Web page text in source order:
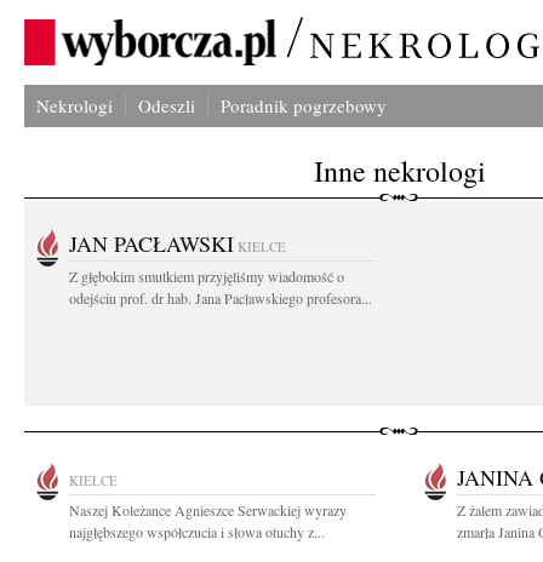
Nekrologi Odeszli Poradnik pogrzebowy
Inne nekrologi
JAN PACŁAWSKI KIELCE
Z głębokim smutkiem przyjęliśmy wiadomość o
odejściu prof. dr hab. Jana Pacławskiego profesora...
KIELCE
Naszej Koleżance Agnieszce Serwackiej wyrazy
najgłębszego współczucia i słowa otuchy z...
JANINA
Z żalem
zmarła